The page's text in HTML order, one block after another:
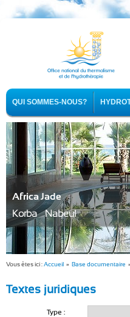
QUI SOMMES-NOUS?
Africa Jade
Korba - Nabeul
Vous êtes ici :Accueil » Base documentaire
Textes juridiques
Type :